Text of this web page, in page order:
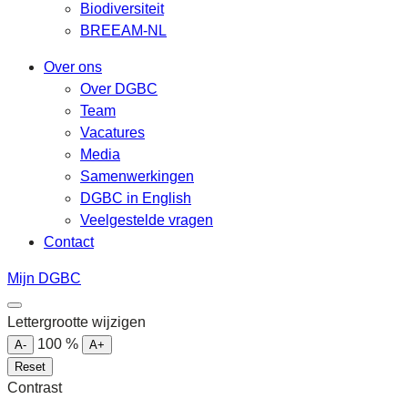
Biodiversiteit
BREEAM-NL
Over ons
Over DGBC
Team
Vacatures
Media
Samenwerkingen
DGBC in English
Veelgestelde vragen
Contact
Mijn DGBC
Lettergrootte wijzigen
A- 100 %
A+
Reset
Contrast